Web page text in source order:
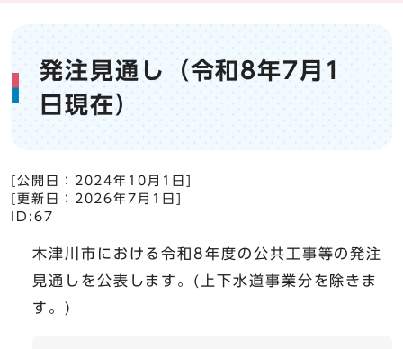
発注見通し（令和8年7月1
日現在）
[公開日： 2024年10月1日
[更新日： 2026年7月1日
ID:67
木津川市における令和8年度の公共工事等の発注
見通しを公表します。(上下水道事業分を除きま
す。)